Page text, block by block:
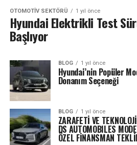
OTOMOTIV SEKTÖRÜ 1 yıl önce
Hyundai Elektrikli Test
Başlıyor
BLOG 1 yıl önce
Hyundai’nin Popüler
Donanım Seçeneği
BLOG 1 yıl önce
ZARAFETİ VE
DS AUTOMOBILES
ÖZEL FİNANSMAN